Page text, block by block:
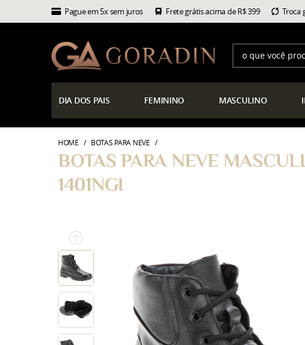
Pague em 5x sem juros Frete grátis acima de R$ 399 Troca
DIA DOS PAIS FEMININO MASCULINO
HOME BOTAS PARA NEVE
BOTAS PARA NEVE
1401NGI